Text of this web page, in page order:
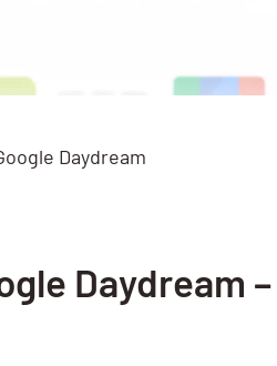
Daydream
Daydream